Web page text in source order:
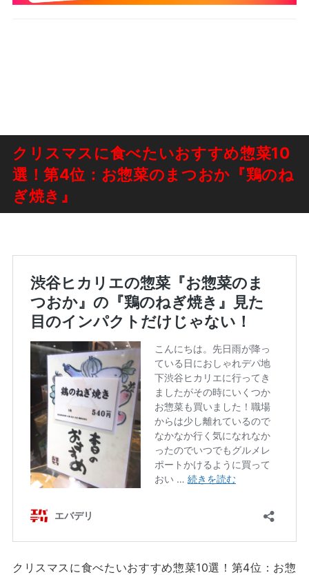
クリスマスに食べたいおすすめ惣菜10
選！第4位：お惣菜のまつおか『鶏のね
ぎ焼き』
クリスマスに食べたいおすすめ惣菜10選！第4位：お惣